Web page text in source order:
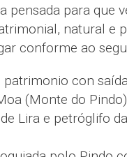
pensada para que
natural e
conforme ao
con
(Monte do
Lira e petróglifo